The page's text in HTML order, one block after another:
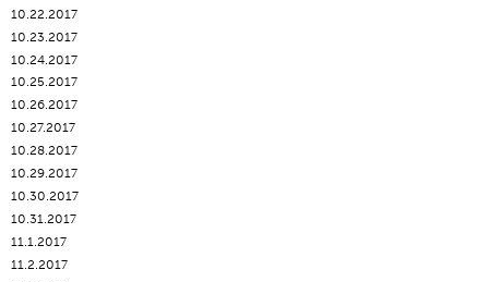
10.22.2017
10.23.2017
10.24.2017
10.25.2017
10.26.2017
10.27.2017
10.28.2017
10.29.2017
10.30.2017
10.31.2017
11.1.2017
11.2.2017